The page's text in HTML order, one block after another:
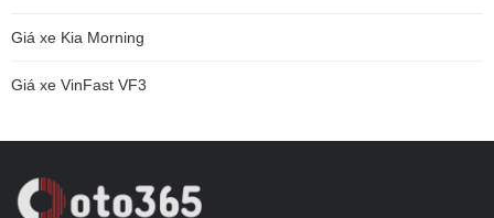
Giá xe Kia Morning
Giá xe VinFast VF3